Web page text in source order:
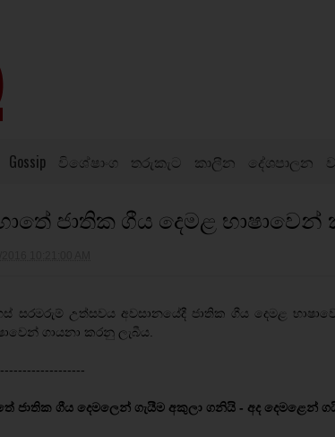
Gossip විශේෂාංග තරුකැට කාලීන දේශපාලන
ජාතික ගීය දෙමළ භාෂාවෙන්
සරමරුම් උත්සවය අවසානයේදී ජාතික ගීය දෙමළ
ගායනා කරනු ලැබීය.
ගීය දෙමලෙන් ගැයීම අකුලා ගනියි - අද දෙමළෙන්